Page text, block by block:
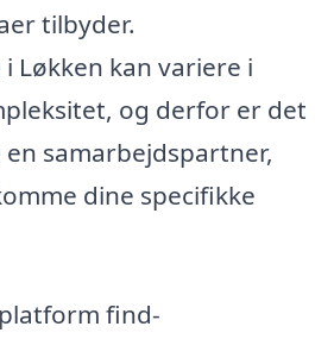
tilbyder.
Løkken kan variere i
og derfor er det
samarbejdspartner,
dine specifikke
find-